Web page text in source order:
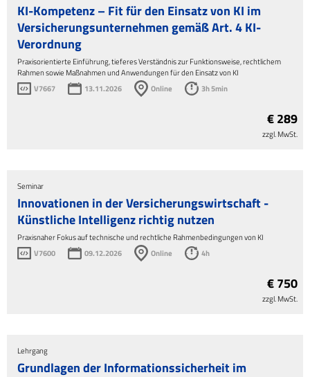
KI-Kompetenz – Fit für den Einsatz von KI im
Versicherungsunternehmen gemäß Art. 4 KI-
Verordnung
Praxisorientierte Einführung, tieferes Verständnis zur Funktionsweise, rechtlichem
Rahmen sowie Maßnahmen und Anwendungen für den Einsatz von KI
V7667
13.11.2026 Online 3h 5min
€ 289
zzgl. MwSt.
Seminar
Innovationen in der Versicherungswirtschaft -
Künstliche Intelligenz richtig nutzen
Praxisnaher Fokus auf technische und rechtliche Rahmenbedingungen von KI
V7600
09.12.2026 Online 4h
€ 750
zzgl. MwSt.
Lehrgang
Grundlagen der Informationssicherheit im